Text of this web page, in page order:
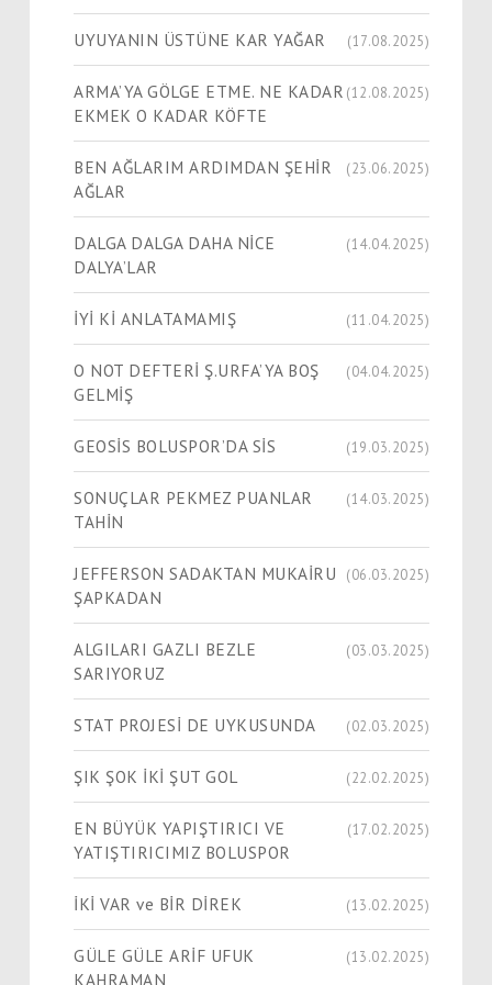
UYUYANIN ÜSTÜNE KAR YAĞAR (17.08.2025)
ARMA’YA GÖLGE ETME. NE KADAR
EKMEK O KADAR KÖFTE
(12.08.2025)
BEN AĞLARIM ARDIMDAN ŞEHİR
AĞLAR
(23.06.2025)
DALGA DALGA DAHA NİCE
DALYA’LAR
(14.04.2025)
İYİ Kİ ANLATAMAMIŞ (11.04.2025)
O NOT DEFTERİ Ş.URFA’YA BOŞ
GELMİŞ
(04.04.2025)
GEOSİS BOLUSPOR’DA SİS (19.03.2025)
SONUÇLAR PEKMEZ PUANLAR
TAHİN
(14.03.2025)
JEFFERSON SADAKTAN MUKAİRU
ŞAPKADAN
(06.03.2025)
ALGILARI GAZLI BEZLE
SARIYORUZ
(03.03.2025)
STAT PROJESİ DE UYKUSUNDA (02.03.2025)
ŞIK ŞOK İKİ ŞUT GOL (22.02.2025)
EN BÜYÜK YAPIŞTIRICI VE
YATIŞTIRICIMIZ BOLUSPOR
(17.02.2025)
İKİ VAR ve BİR DİREK (13.02.2025)
GÜLE GÜLE ARİF UFUK
KAHRAMAN
(13.02.2025)